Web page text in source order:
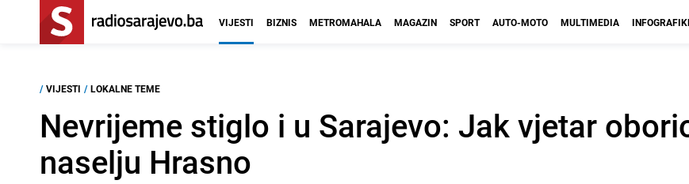
VIJESTI BIZNIS METROMAHALA MAGAZIN SPORT AUTO-MOTO MULTIMEDIA
/ VIJESTI / LOKALNE TEME
Nevrijeme stiglo i u Sarajevo: Jak vjetar
naselju Hrasno